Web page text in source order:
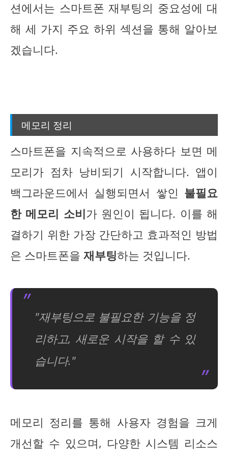
션에서는 스마트폰 재부팅의 중요성에 대
해 세 가지 주요 하위 섹션을 통해 알아보
겠습니다.
메모리 정리
스마트폰을 지속적으로 사용하다 보면 메
모리가 점차 낭비되기 시작합니다. 앱이
백그라운드에서 실행되면서 쌓인 불필요
한 메모리 소비가 원인이 됩니다. 이를 해
결하기 위한 가장 간단하고 효과적인 방법
은 스마트폰을 재부팅하는 것입니다.
"재부팅으로 불필요한 기능을 정
리하고, 새로운 시작을 할 수 있
습니다."
메모리 정리를 통해 사용자 경험을 크게
개선할 수 있으며, 다양한 시스템 리소스